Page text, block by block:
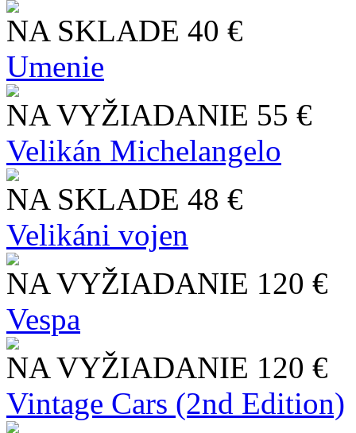
NA SKLADE 40 €
Umenie
NA VYŽIADANIE 55 €
Velikán Michelangelo
NA SKLADE 48 €
Velikáni vojen
NA VYŽIADANIE 120 €
Vespa
NA VYŽIADANIE 120 €
Vintage Cars (2nd Edition)